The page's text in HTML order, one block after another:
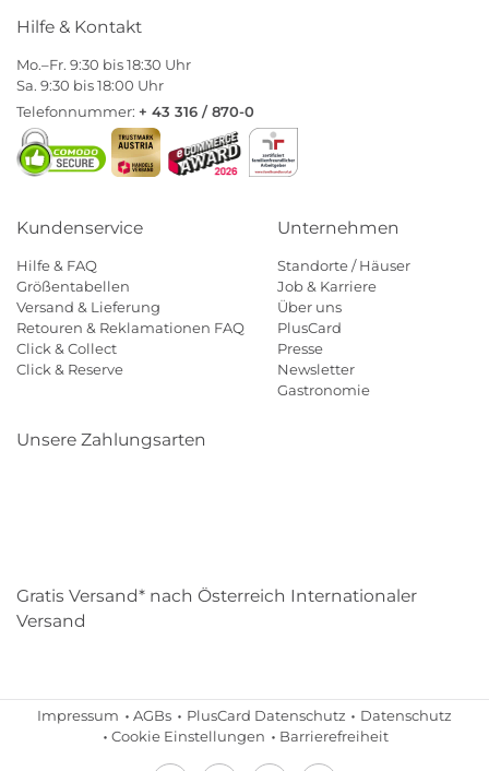
Hilfe & Kontakt
Mo.–Fr. 9:30 bis 18:30 Uhr
Sa. 9:30 bis 18:00 Uhr
Telefonnummer: + 43 316 / 870-0
Kundenservice
Hilfe & FAQ
Größentabellen
Versand & Lieferung
Retouren & Reklamationen FAQ
Click & Collect
Click & Reserve
Unternehmen
Standorte / Häuser
Job & Karriere
Über uns
PlusCard
Presse
Newsletter
Gastronomie
Unsere Zahlungsarten
Gratis Versand* nach Österreich Internationaler
Versand
Impressum AGBs PlusCard Datenschutz
Datenschutz
Cookie Einstellungen
Barrierefreiheit